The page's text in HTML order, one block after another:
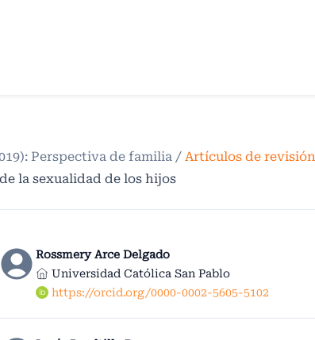
Perspectiva de familia / Artículos de revisión
la sexualidad de los hijos
Rossmery Arce Delgado
Universidad Católica San Pablo
https://orcid.org/0000-0002-5605-5102